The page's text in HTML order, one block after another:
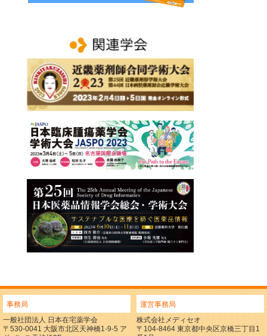
事務局
一般社団法人 日本在宅薬学会
〒530-0041 大阪市北区天神橋1-9-5 ア
運営事務局
株式会社メディセオ
〒104-8464 東京都中央区京橋三丁目1